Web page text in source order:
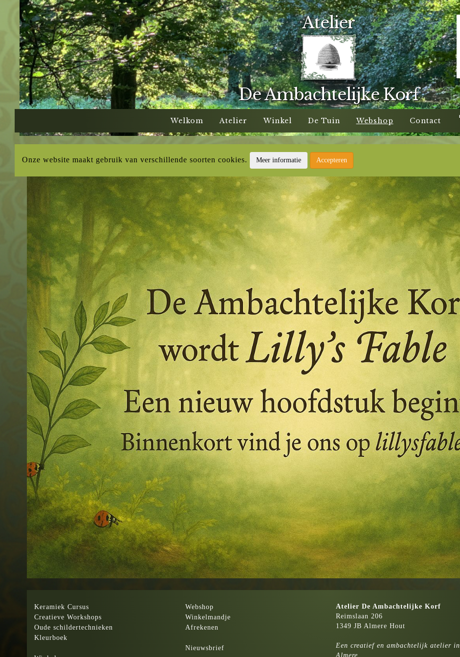
Atelier
De Ambachtelijke Korf
Welkom Atelier Winkel De Tuin Webshop Contact
Onze website maakt gebruik van verschillende soorten cookies. Meer informatie Accepteren
Keramiek Cursus
Creatieve Workshops
Oude schildertechnieken
Kleurboek
Webshop
Winkelmandje
Afrekenen
Nieuwsbrief
Atelier De Ambachtelijke Korf
Reimslaan 206
1349 JB Almere Hout
Een creatief en ambachtelijk atelier in
Almere